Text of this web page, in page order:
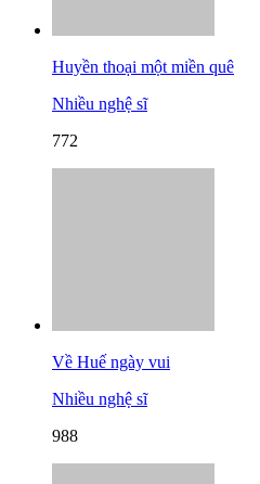
Huyền thoại một miền quê
Nhiều nghệ sĩ
772
Về Huế ngày vui
Nhiều nghệ sĩ
988